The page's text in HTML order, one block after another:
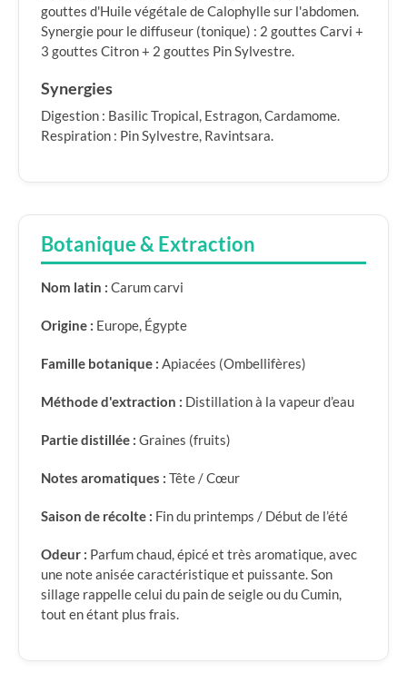
gouttes d'Huile végétale de Calophylle sur l'abdomen.
Synergie pour le diffuseur (tonique) : 2 gouttes Carvi +
3 gouttes Citron + 2 gouttes Pin Sylvestre.
Synergies
Digestion : Basilic Tropical, Estragon, Cardamome.
Respiration : Pin Sylvestre, Ravintsara.
Botanique & Extraction
Nom latin : Carum carvi
Origine : Europe, Égypte
Famille botanique : Apiacées (Ombellifères)
Méthode d'extraction : Distillation à la vapeur d’eau
Partie distillée : Graines (fruits)
Notes aromatiques : Tête / Cœur
Saison de récolte : Fin du printemps / Début de l’été
Odeur : Parfum chaud, épicé et très aromatique, avec
une note anisée caractéristique et puissante. Son
sillage rappelle celui du pain de seigle ou du Cumin,
tout en étant plus frais.